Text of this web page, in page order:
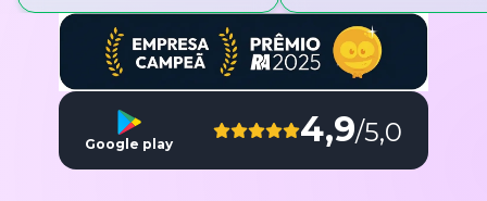
Google play 4,9/5,0